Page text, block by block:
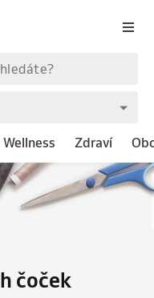
Wellness Zdraví
čoček